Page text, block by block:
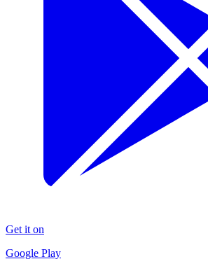
Get it on
Google Play